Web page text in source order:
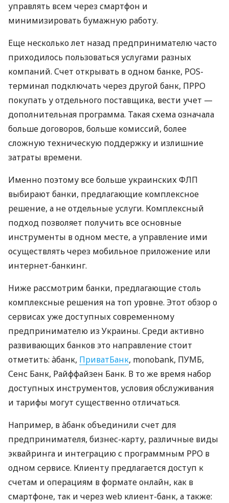
управлять всем через смартфон и
минимизировать бумажную работу.
Еще несколько лет назад предпринимателю часто
приходилось пользоваться услугами разных
компаний. Счет открывать в одном банке, POS-
терминал подключать через другой банк, ПРРО
покупать у отдельного поставщика, вести учет —
дополнительная программа. Такая схема означала
больше договоров, больше комиссий, более
сложную техническую поддержку и излишние
затраты времени.
Именно поэтому все больше украинских ФЛП
выбирают банки, предлагающие комплексное
решение, а не отдельные услуги. Комплексный
подход позволяет получить все основные
инструменты в одном месте, а управление ими
осуществлять через мобильное приложение или
интернет-банкинг.
Ниже рассмотрим банки, предлагающие столь
комплексные решения на топ уровне. Этот обзор о
сервисах уже доступных современному
предпринимателю из Украины. Среди активно
развивающих банков это направление стоит
отметить: àбанк, ПриватБанк, monobank, ПУМБ,
Сенс Банк, Райффайзен Банк. В то же время набор
доступных инструментов, условия обслуживания
и тарифы могут существенно отличаться.
Например, в àбанк объединили счет для
предпринимателя, бизнес-карту, различные виды
эквайринга и интеграцию с программным РРО в
одном сервисе. Клиенту предлагается доступ к
счетам и операциям в формате онлайн, как в
смартфоне, так и через web клиент-банк, а также: